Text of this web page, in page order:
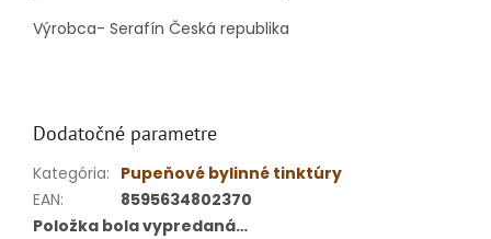
Výrobca- Serafín Česká republika
Dodatočné parametre
Kategória: Pupeňové bylinné tinktúry
EAN:
8595634802370
Položka bola vypredaná…